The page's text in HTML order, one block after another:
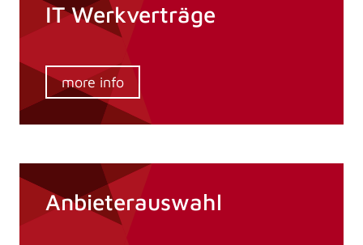
IT Werkverträge
more info
Anbieterauswahl